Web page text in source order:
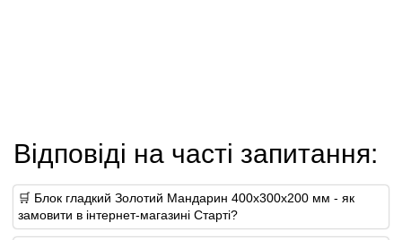
Відповіді на часті запитання:
🛒 Блок гладкий Золотий Мандарин 400х300х200 мм - як
замовити в інтернет-магазині Старті?